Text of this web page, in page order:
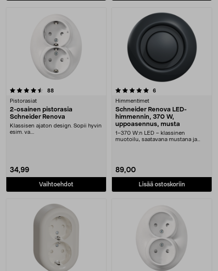
88
Pistorasiat
2-osainen pistorasia
Schneider Renova
Klassisen ajaton design. Sopii hyvin
esim. va....
34,99
Vaihtoehdot
5.0 viidestä tähdestä 6
Himmentimet
Schneider Renova LED-
himmennin, 370 W,
uppoasennus, musta
1–370 W:n LED – klassinen
muotoilu, saatavana mustana ja
89,00
Lisää ostoskoriin